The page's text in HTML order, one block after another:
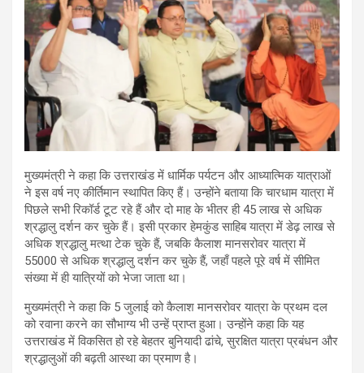
मुख्यमंत्री ने कहा कि उत्तराखंड में धार्मिक पर्यटन और आध्यात्मिक यात्राओं
ने इस वर्ष नए कीर्तिमान स्थापित किए हैं। उन्होंने बताया कि चारधाम यात्रा में
पिछले सभी रिकॉर्ड टूट रहे हैं और दो माह के भीतर ही 45 लाख से अधिक
श्रद्धालु दर्शन कर चुके हैं। इसी प्रकार हेमकुंड साहिब यात्रा में डेढ़ लाख से
अधिक श्रद्धालु मत्था टेक चुके हैं, जबकि कैलाश मानसरोवर यात्रा में
55000 से अधिक श्रद्धालु दर्शन कर चुके हैं, जहाँ पहले पूरे वर्ष में सीमित
संख्या में ही यात्रियों को भेजा जाता था।
मुख्यमंत्री ने कहा कि 5 जुलाई को कैलाश मानसरोवर यात्रा के प्रथम दल
को रवाना करने का सौभाग्य भी उन्हें प्राप्त हुआ। उन्होंने कहा कि यह
उत्तराखंड में विकसित हो रहे बेहतर बुनियादी ढांचे, सुरक्षित यात्रा प्रबंधन और
श्रद्धालुओं की बढ़ती आस्था का प्रमाण है।